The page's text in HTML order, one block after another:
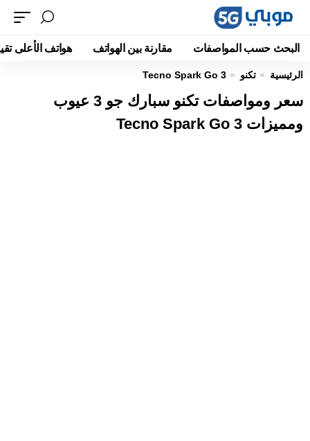
البحث حسب المواصفات مقارنة بين الهواتف هواتف الأعلى
الرئيسية تكنو Tecno Spark Go 3
سعر ومواصفات تكنو سبارك جو 3 عيوب
ومميزات Tecno Spark Go 3